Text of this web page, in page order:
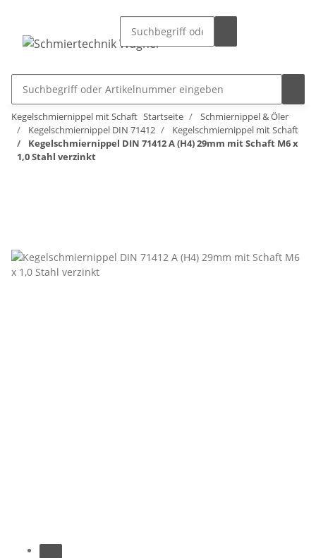
Kegelschmiernippel mit Schaft Startseite
Schmiernippel & Öler
Kegelschmiernippel DIN 71412
Kegelschmiernippel mit Schaft
Kegelschmiernippel DIN 71412 A (H4) 29mm mit Schaft M6 x
1,0 Stahl verzinkt